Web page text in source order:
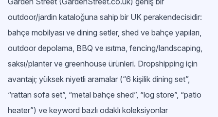
outdoor/jardin kataloğuna sahip bir UK perakendecisidir:
bahçe mobilyası ve dining setler, shed ve bahçe yapıları,
outdoor depolama, BBQ ve ısıtma, fencing/landscaping,
saksı/planter ve greenhouse ürünleri. Dropshipping için
avantajı; yüksek niyetli aramalar (“6 kişilik dining set”,
“rattan sofa set”, “metal bahçe shed”, “log store”, “patio
heater”) ve keyword bazlı odaklı koleksiyonlar